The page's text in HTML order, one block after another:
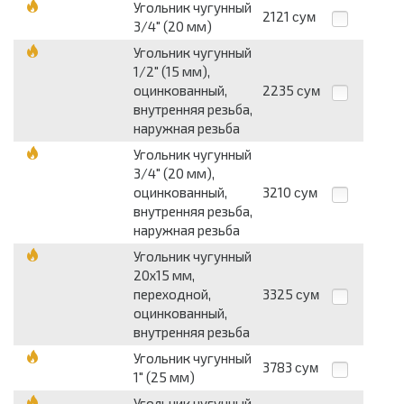
Угольник чугунный
3/4" (20 мм)
2121 сум
Угольник чугунный
1/2" (15 мм),
оцинкованный,
внутренняя резьба,
наружная резьба
2235 сум
Угольник чугунный
3/4" (20 мм),
оцинкованный,
внутренняя резьба,
наружная резьба
3210 сум
Угольник чугунный
20х15 мм,
переходной,
оцинкованный,
внутренняя резьба
3325 сум
Угольник чугунный
1" (25 мм)
3783 сум